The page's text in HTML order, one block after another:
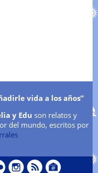
vida a los años”
y Edu son relatos y
del mundo, escritos por